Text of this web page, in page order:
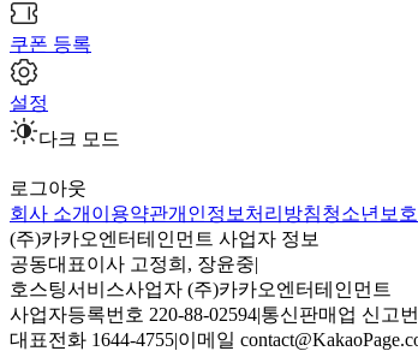
쿠폰 등록
설정
다크 모드
로그아웃
회사 소개 이용약관개인정보처리방침청소년보
(주)카카오엔터테인먼트 사업자 정보
공동대표이사 고정희, 장윤중|
호스팅서비스사업자 (주)카카오엔터테인먼트
사업자등록번호 220-88-02594|통신판매업 신고
대표전화 1644-4755|이메일